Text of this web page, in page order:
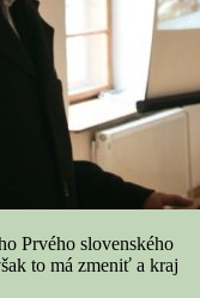
Prvého slovenského
to má zmeniť a kraj